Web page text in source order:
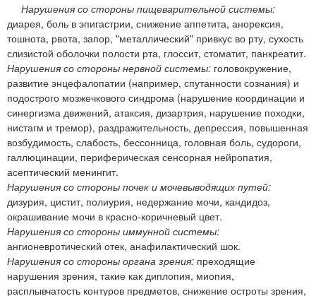
Нарушения со стороны пищеварительной системы:
диарея, боль в эпигастрии, снижение аппетита, анорексия,
тошнота, рвота, запор, "металлический" привкус во рту, сухость
слизистой оболочки полости рта, глоссит, стоматит, панкреатит.
Нарушения со стороны нервной системы: головокружение,
развитие энцефалопатии (например, спутанности сознания) и
подострого мозжечкового синдрома (нарушение координации и
синергизма движений, атаксия, дизартрия, нарушение походки,
нистагм и тремор), раздражительность, депрессия, повышенная
возбудимость, слабость, бессонница, головная боль, судороги,
галлюцинации, периферическая сенсорная нейропатия,
асептический менингит.
Нарушения со стороны почек и мочевыводящих путей:
дизурия, цистит, полиурия, недержание мочи, кандидоз,
окрашивание мочи в красно-коричневый цвет.
Нарушения со стороны иммунной системы:
ангионевротический отек, анафилактический шок.
Нарушения со стороны органа зрения: преходящие
нарушения зрения, такие как диплопия, миопия,
расплывчатость контуров предметов, снижение остроты зрения,